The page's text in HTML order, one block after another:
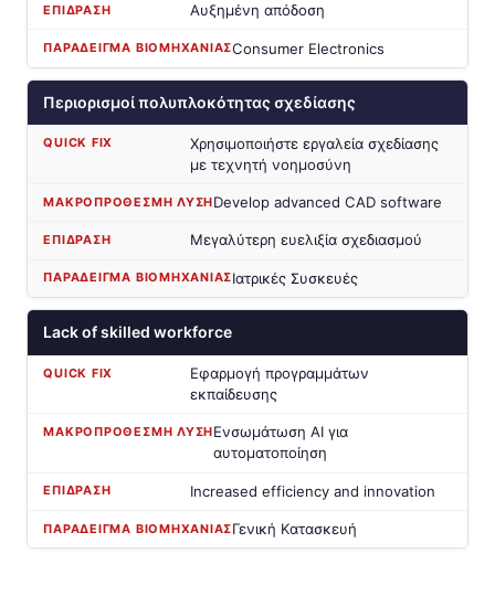
Αυξημένη απόδοση
Consumer Electronics
Περιορισμοί πολυπλοκότητας σχεδίασης
Χρησιμοποιήστε εργαλεία σχεδίασης
με τεχνητή νοημοσύνη
Develop advanced CAD software
Μεγαλύτερη ευελιξία σχεδιασμού
Ιατρικές Συσκευές
Lack of skilled workforce
Εφαρμογή προγραμμάτων
εκπαίδευσης
Ενσωμάτωση AI για
αυτοματοποίηση
Increased efficiency and innovation
Γενική Κατασκευή